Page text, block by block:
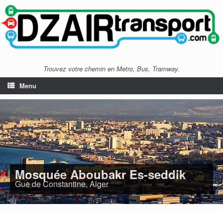
Trouvez votre chemin en Metro, Bus, Tramway.
Menu
Mosquée Aboubakr Es-seddik
Gue de Constantine, Alger